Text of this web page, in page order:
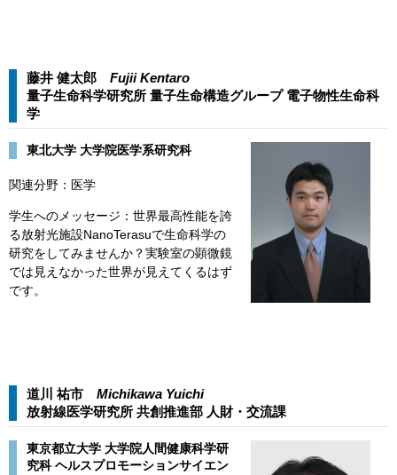
藤井 健太郎 Fujii Kentaro​​
量子生命科学研究所 量子生命構造グループ 電子物性生命科
学​
​​東北大学 大学院医学系研究科
関連分野：医学
学生へのメッセージ：世界最高性能を誇
る放射光施設NanoTerasuで生命科学の
研究をしてみませんか？実験室の顕微鏡
では見えなかった世界が見えてくるはず
です。
道川 祐市 Michikawa Yuichi​​
放射線医学研究所 共創推進部 人財・交流課​
​​東京都立大学 大学院人間健康科学研
究科 ヘルスプロモーションサイエン